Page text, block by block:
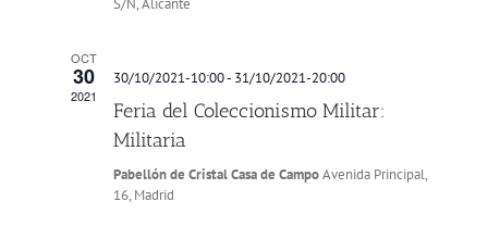
S/N, Alicante
OCT
30
2021
30/10/2021-10:00- 31/10/2021-20:00
Feria del Coleccionismo Militar:
Militaria
Pabellón de Cristal Casa de CampoAvenida Principal,
16, Madrid